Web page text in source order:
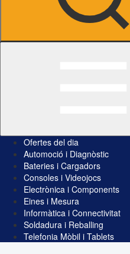
Ofertes del dia
Automoció i Diagnòstic
Bateries i Cargadors
Consoles i Videojocs
Electrònica i Components
Eines i Mesura
Informàtica i Connectivitat
Soldadura i Reballing
Telefonia Mòbil i Tablets